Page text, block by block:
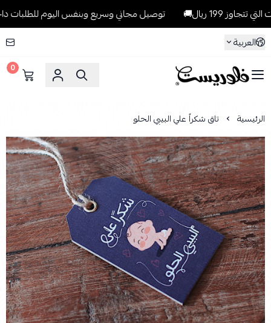
ريال🚚
توصيل مجاني وسريع وبنفس اليوم للطلبات داخل
العربية
فلوريست Florist
0
الرئيسية تاق شكراً علي البيبي الحلو